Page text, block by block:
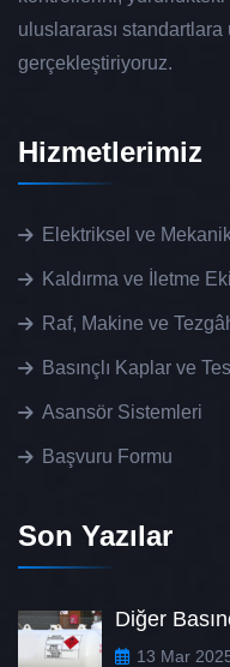
uluslararası
gerçekleştiriyoruz.
Hizmetlerimiz
Elektriksel ve
Kaldırma ve İletme
Raf, Makine ve
Basınçlı Kaplar ve
Asansör Sistemleri
Başvuru Formu
Son Yazılar
Diğer
13 Mar